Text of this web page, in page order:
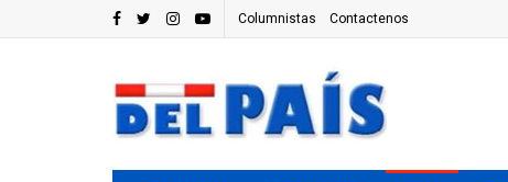
Columnistas Contactenos